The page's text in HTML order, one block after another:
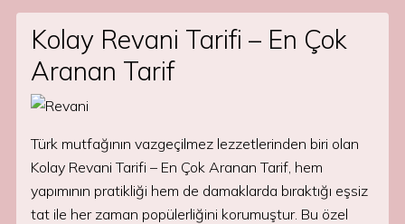
Kolay Revani Tarifi – En Çok
Aranan Tarif
Türk mutfağının vazgeçilmez lezzetlerinden biri olan
Kolay Revani Tarifi – En Çok Aranan Tarif, hem
yapımının pratikliği hem de damaklarda bıraktığı eşsiz
tat ile her zaman popülerliğini korumuştur. Bu özel